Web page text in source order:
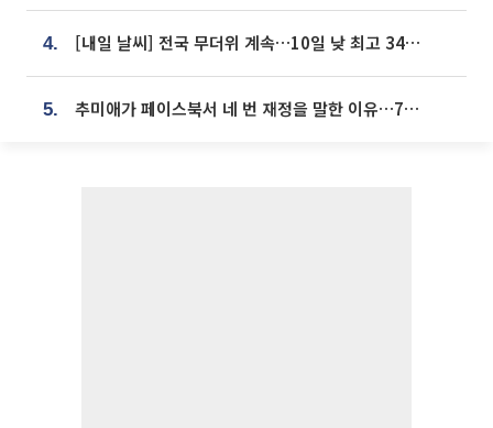
4. [내일 날씨] 전국 무더위 계속…10일 낮 최고 34도 육박
5. 추미애가 페이스북서 네 번 재정을 말한 이유…7700억 추경 열쇠는 도의회에